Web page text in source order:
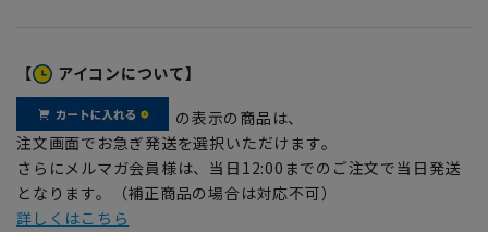
【 アイコンについて】
の表示の商品は、
注文画面でお急ぎ発送を選択いただけます。
さらにメルマガ会員様は、当日12:00までのご注文で当日発送
となります。（補正商品の場合は対応不可）
詳しくはこちら